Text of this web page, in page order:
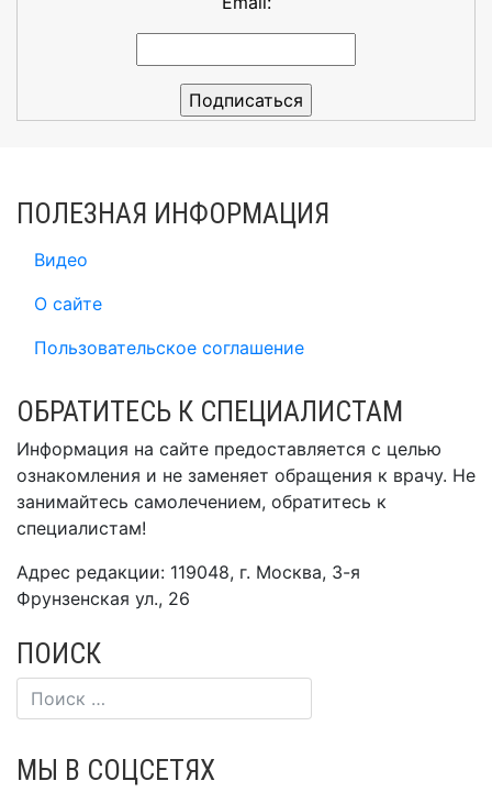
ПОЛЕЗНАЯ ИНФОРМАЦИЯ
Видео
О сайте
Пользовательское соглашение
ОБРАТИТЕСЬ К СПЕЦИАЛИСТАМ
Информация на сайте предоставляется с целью
ознакомления и не заменяет обращения к врачу. Не
занимайтесь самолечением, обратитесь к
специалистам!
Адрес редакции: 119048, г. Москва, 3-я
Фрунзенская ул., 26
ПОИСК
МЫ В СОЦСЕТЯХ